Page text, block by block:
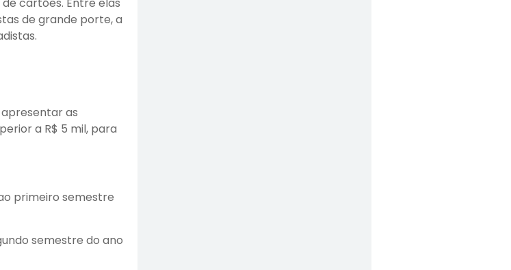
cartões. Entre elas
de grande porte, a
as
a R$ 5 mil, para
primeiro semestre
semestre do ano